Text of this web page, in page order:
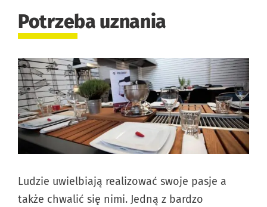
Potrzeba uznania
Ludzie uwielbiają realizować swoje pasje a
także chwalić się nimi. Jedną z bardzo